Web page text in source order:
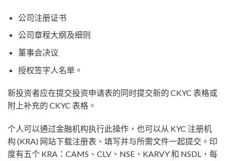
公司注册证书
公司章程大纲及细则
董事会决议
授权签字人名单。
新投资者应在提交投资申请表的同时提交新的 CKYC 表格或
附上补充的 CKYC 表格。
个人可以通过金融机构执行此操作，也可以从 KYC 注册机
构 (KRA) 网站下载注册表、填写并与所需文件一起提交。印
度有五个 KRA：CAMS、CLV、NSE、KARVY 和 NSDL，每